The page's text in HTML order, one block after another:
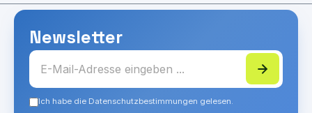
Newsletter
Ich habe die Datenschutzbestimmungen gelesen.